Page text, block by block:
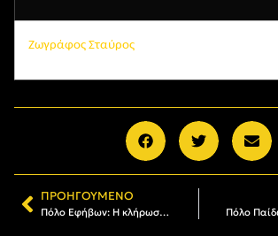
Ζωγράφος Σταύρος
ΠΡΟΗΓΟΎΜΕΝΟ
Πόλο Εφήβων: Η κλήρωση της Α’ φάσης του πρωταθλήματος